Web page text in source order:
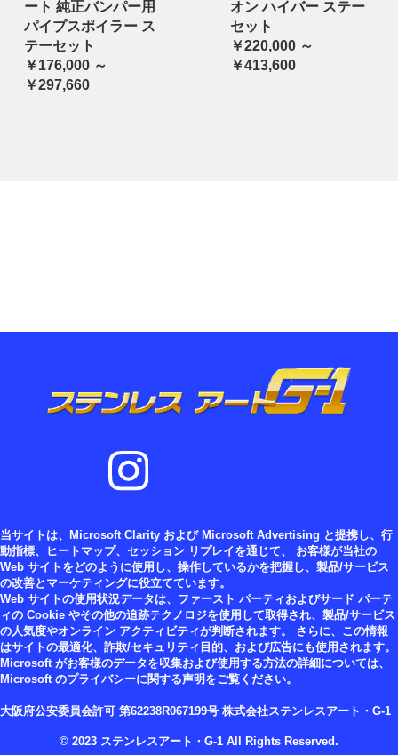
ート 純正バンパー用
パイプスポイラー ス
テーセット
￥176,000 ～
￥297,660
オン ハイバー ステー
セット
￥220,000 ～
￥413,600
当サイトは、Microsoft Clarity および Microsoft Advertising と提携し、行
動指標、ヒートマップ、セッション リプレイを通じて、 お客様が当社の
Web サイトをどのように使用し、操作しているかを把握し、製品/サービス
の改善とマーケティングに役立てています。
Web サイトの使用状況データは、ファースト パーティおよびサード パーテ
ィの Cookie やその他の追跡テクノロジを使用して取得され、製品/サービス
の人気度やオンライン アクティビティが判断されます。 さらに、この情報
はサイトの最適化、詐欺/セキュリティ目的、および広告にも使用されます。
Microsoft がお客様のデータを収集および使用する方法の詳細については、
Microsoft のプライバシーに関する声明をご覧ください。
大阪府公安委員会許可 第62238R067199号 株式会社ステンレスアート・G-1
© 2023 ステンレスアート・G-1 All Rights Reserved.